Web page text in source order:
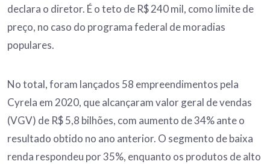
declara o diretor. É o teto de R$ 240 mil, como limite de
preço, no caso do programa federal de moradias
populares.
No total, foram lançados 58 empreendimentos pela
Cyrela em 2020, que alcançaram valor geral de vendas
(VGV) de R$ 5,8 bilhões, com aumento de 34% ante o
resultado obtido no ano anterior. O segmento de baixa
renda respondeu por 35%, enquanto os produtos de alto